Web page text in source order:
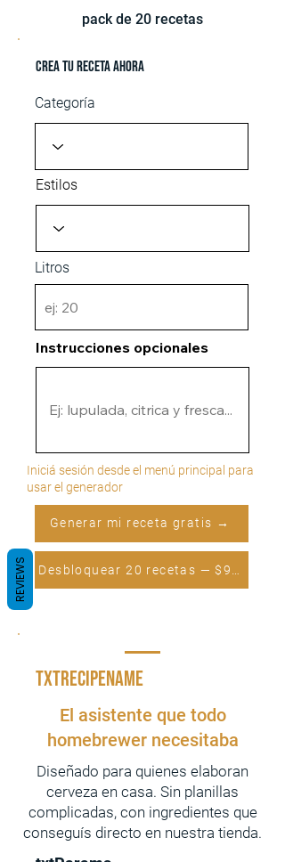
pack de 20 recetas
Crea tu receta ahora
Categoría
Estilos
Litros
Instrucciones opcionales
Iniciá sesión desde el menú principal para
usar el generador
Generar mi receta gratis →
Desbloquear 20 recetas — $99 UYU
txtRecipeName
El asistente que todo
homebrewer necesitaba
Diseñado para quienes elaboran
cerveza en casa. Sin planillas
complicadas, con ingredientes que
conseguís directo en nuestra tienda.
REVIEWS